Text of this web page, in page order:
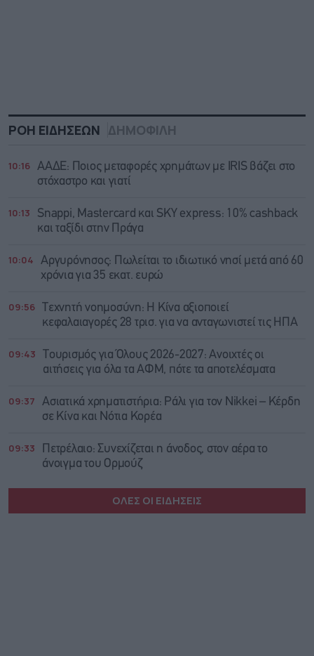
ΡΟΗ ΕΙΔΗΣΕΩΝ ΔΗΜΟΦΙΛΗ
10:16 ΑΑΔΕ: Ποιος μεταφορές χρημάτων με IRIS βάζει στο
στόχαστρο και γιατί
10:13
Snappi, Mastercard και SKY express: 10% cashback
και ταξίδι στην Πράγα
10:04
Αργυρόνησος: Πωλείται το ιδιωτικό νησί μετά από 60
χρόνια για 35 εκατ. ευρώ
09:56
Τεχνητή νοημοσύνη: Η Κίνα αξιοποιεί
κεφαλαιαγορές 28 τρισ. για να ανταγωνιστεί τις ΗΠΑ
09:43
Τουρισμός για Όλους 2026-2027: Ανοιχτές οι
αιτήσεις για όλα τα ΑΦΜ, πότε τα αποτελέσματα
09:37
Ασιατικά χρηματιστήρια: Ράλι για τον Nikkei – Κέρδη
σε Κίνα και Νότια Κορέα
09:33
Πετρέλαιο: Συνεχίζεται η άνοδος, στον αέρα το
άνοιγμα του Ορμούζ
ΟΛΕΣ ΟΙ ΕΙΔΗΣΕΙΣ